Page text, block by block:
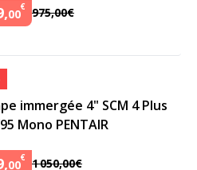
,00€ 975,00€
immergée 4" SCM 4 Plus
Mono PENTAIR
,00€ 1050,00€